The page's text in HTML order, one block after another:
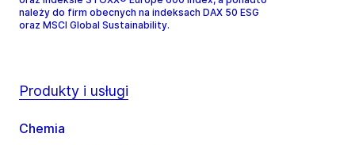
należy do firm obecnych na indeksach DAX 50 ESG
oraz MSCI Global Sustainability.
Produkty i usługi
Chemia